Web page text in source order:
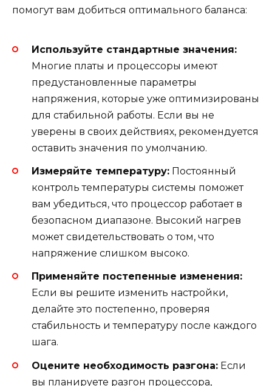
помогут вам добиться оптимального баланса:
Используйте стандартные значения:
Многие платы и процессоры имеют
предустановленные параметры
напряжения, которые уже оптимизированы
для стабильной работы. Если вы не
уверены в своих действиях, рекомендуется
оставить значения по умолчанию.
Измеряйте температуру: Постоянный
контроль температуры системы поможет
вам убедиться, что процессор работает в
безопасном диапазоне. Высокий нагрев
может свидетельствовать о том, что
напряжение слишком высоко.
Применяйте постепенные изменения:
Если вы решите изменить настройки,
делайте это постепенно, проверяя
стабильность и температуру после каждого
шага.
Оцените необходимость разгона: Если
вы планируете разгон процессора,